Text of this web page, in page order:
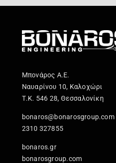
Μπονάρος Α.Ε.
Ναυαρίνου 10, Καλοχώρι
Τ.Κ. 546 28, Θεσσαλονίκη
bonaros@bonarosgroup.com
2310 327855
bonaros.gr
bonarosgroup.com